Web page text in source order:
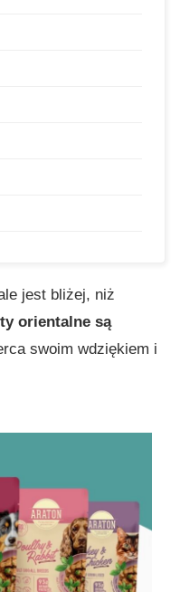
jest bliżej, niż
orientalne są
swoim wdziękiem i